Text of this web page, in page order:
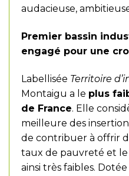
audacieuse,
Premier bassin
engagé pour une
Labellisée Territoire
Montaigu a le plus
de France. Elle
meilleure des
de contribuer à offrir
taux de pauvreté et le
ainsi très faibles.